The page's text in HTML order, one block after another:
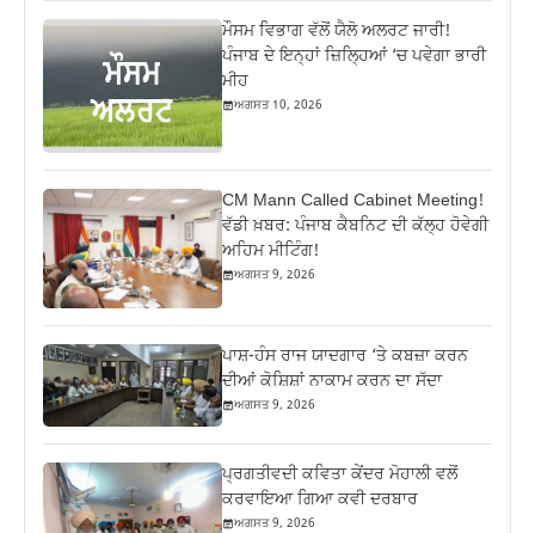
ਮੌਸਮ ਵਿਭਾਗ ਵੱਲੋਂ ਯੈਲੋ ਅਲਰਟ ਜਾਰੀ!
ਪੰਜਾਬ ਦੇ ਇਨ੍ਹਾਂ ਜ਼ਿਲ੍ਹਿਆਂ ‘ਚ ਪਵੇਗਾ ਭਾਰੀ
ਮੀਹ
ਅਗਸਤ 10, 2026
CM Mann Called Cabinet Meeting!
ਵੱਡੀ ਖ਼ਬਰ: ਪੰਜਾਬ ਕੈਬਨਿਟ ਦੀ ਕੱਲ੍ਹ ਹੋਵੇਗੀ
ਅਹਿਮ ਮੀਟਿੰਗ!
ਅਗਸਤ 9, 2026
ਪਾਸ਼-ਹੰਸ ਰਾਜ ਯਾਦਗਾਰ ‘ਤੇ ਕਬਜ਼ਾ ਕਰਨ
ਦੀਆਂ ਕੋਸ਼ਿਸ਼ਾਂ ਨਾਕਾਮ ਕਰਨ ਦਾ ਸੱਦਾ
ਅਗਸਤ 9, 2026
ਪ੍ਰਗਤੀਵਦੀ ਕਵਿਤਾ ਕੇਂਦਰ ਮੋਹਾਲੀ ਵਲੋਂ
ਕਰਵਾਇਆ ਗਿਆ ਕਵੀ ਦਰਬਾਰ
ਅਗਸਤ 9, 2026